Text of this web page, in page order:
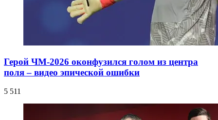
Герой ЧМ-2026 оконфузился голом из центра
поля – видео эпической ошибки
5 511